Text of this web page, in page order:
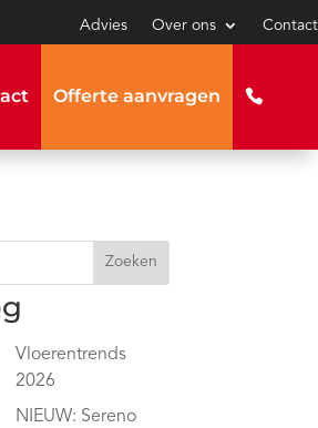
Advies Over ons Contact
Offerte aanvragen
Zoeken
Vloerentrends
2026
NIEUW: Sereno